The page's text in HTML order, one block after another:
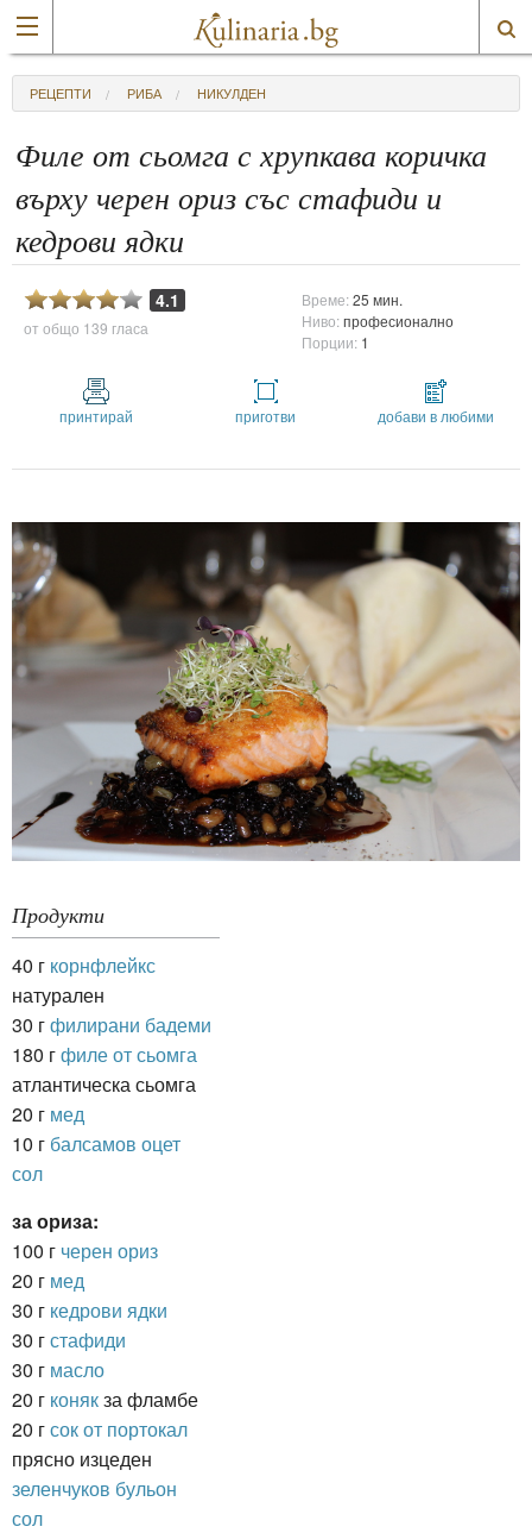
РЕЦЕПТИ РИБА НИКУЛДЕН
Филе от сьомга с хрупкава коричка
върху черен ориз със стафиди и
кедрови ядки
4.1
от общо 139 гласа
Време:25 мин.
Ниво:професионално
Порции: 1
принтирай приготви добави в любими
Продукти
40 г корнфлейкс
натурален
30 гфилирани бадеми
180 гфиле от сьомга
атлантическа сьомга
20 г мед
10 г балсамов оцет
сол
за ориза:
100 г черен ориз
20 г мед
30 г кедрови ядки
30 гстафиди
30 г масло
20 г конякза фламбе
20 гсок от портокал
прясно изцеден
зеленчуков бульон
сол